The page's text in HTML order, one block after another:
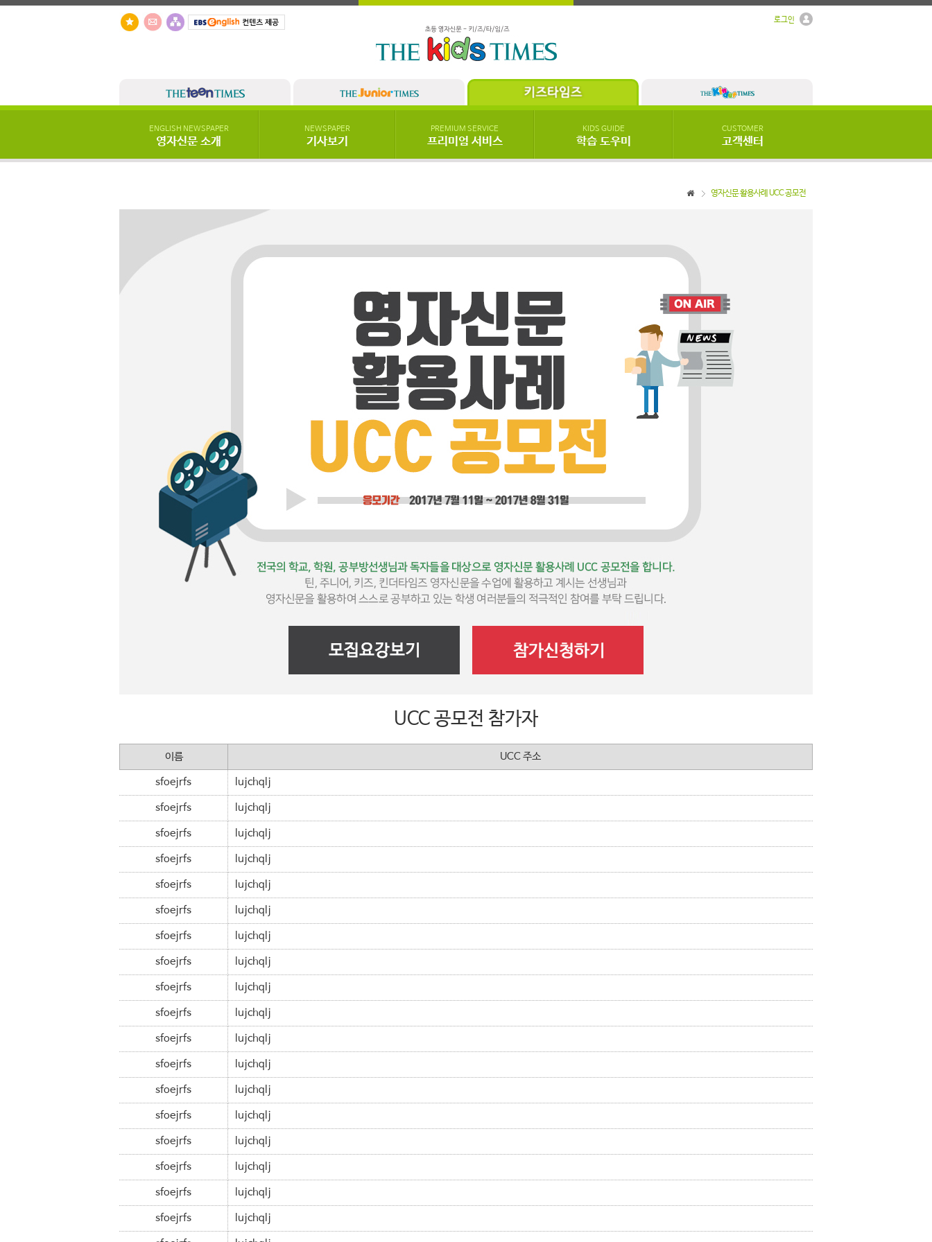
로그인
ENGLISH NEWSPAPER
영자신문 소개
NEWSPAPER
기사보기
PREMIUM SERVICE
프리미엄 서비스
KIDS GUIDE
학습 도우미
CUSTOMER
고객센터
영자신문 활용사례 UCC 공모전
UCC 공모전 참가자
이름 UCC 주소
sfoejrfs lujchqlj
sfoejrfs lujchqlj
sfoejrfs lujchqlj
sfoejrfs lujchqlj
sfoejrfs lujchqlj
sfoejrfs lujchqlj
sfoejrfs lujchqlj
sfoejrfs lujchqlj
sfoejrfs lujchqlj
sfoejrfs lujchqlj
sfoejrfs lujchqlj
sfoejrfs lujchqlj
sfoejrfs lujchqlj
sfoejrfs lujchqlj
sfoejrfs lujchqlj
sfoejrfs lujchqlj
sfoejrfs lujchqlj
sfoejrfs lujchqlj